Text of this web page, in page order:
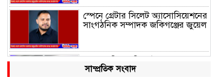
স্পেনে গ্রেটার সিলেট অ্যাসোসিয়েশনের
সাংগঠনিক সম্পাদক জকিগঞ্জের জুয়েল
প্রতিষ্ঠাবার্ষিকী অনুষ্ঠিত
সাম্প্রতিক সংবাদ